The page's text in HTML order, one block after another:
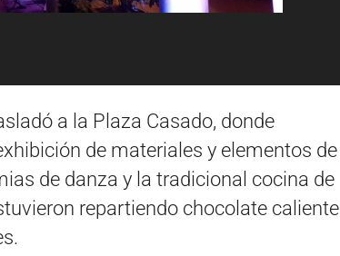
a la Plaza Casado, donde
de materiales y elementos de
de danza y la tradicional cocina de
repartiendo chocolate caliente